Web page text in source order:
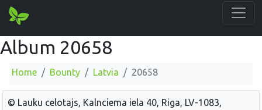
Album 20658
Home Bounty Latvia 20658
© Lauku celotajs, Kalnciema iela 40, Riga, LV-1083,